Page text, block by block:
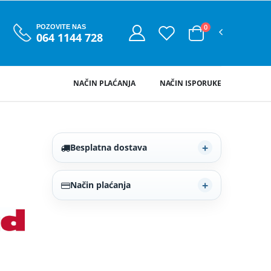
POZOVITE NAS
064 1144 728
0
NAČIN ISPORUKE
NAČIN PLAĆANJA
Besplatna dostava
Način plaćanja